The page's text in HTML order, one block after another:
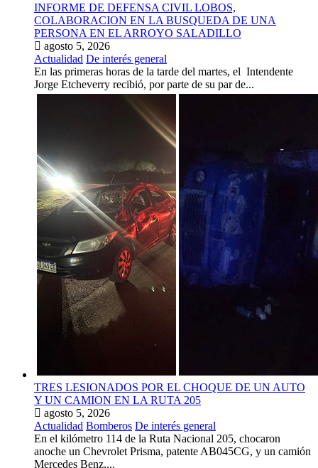
INFORME DE DEFENSA CIVIL LOBOS,
COLABORACION EN LA BUSQUEDA DE UNA
PERSONA EN EL ARROYO SALADILLO
agosto 5, 2026
Actualidad De interés general
En las primeras horas de la tarde del martes, el Intendente
Jorge Etcheverry recibió, por parte de su par de...
TRES LESIONADOS POR EL CHOQUE DE UN AUTO
Y UN CAMION EN LA RUTA 205
agosto 5, 2026
Actualidad Bomberos De interés general
En el kilómetro 114 de la Ruta Nacional 205, chocaron
anoche un Chevrolet Prisma, patente AB045CG, y un camión
Mercedes Benz,...